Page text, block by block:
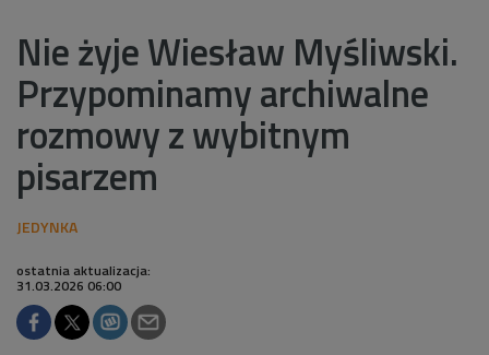
Nie żyje Wiesław Myśliwski.
Przypominamy archiwalne
rozmowy z wybitnym
pisarzem
ostatnia aktualizacja:
31.03.2026 06:00